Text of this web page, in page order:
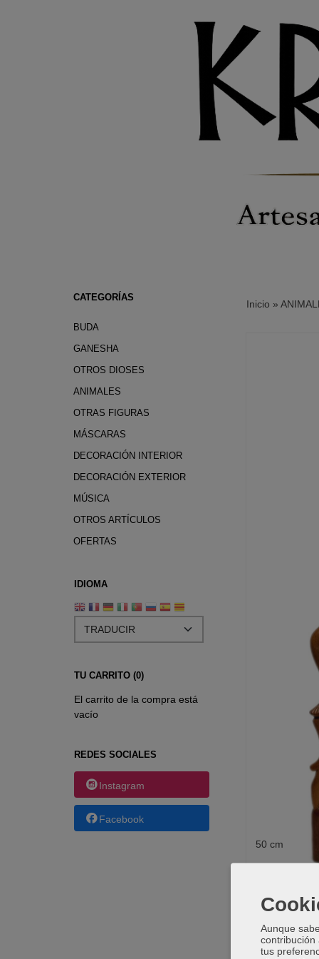
CATEGORÍAS
BUDA
GANESHA
OTROS DIOSES
ANIMALES
OTRAS FIGURAS
MÁSCARAS
DECORACIÓN INTERIOR
DECORACIÓN EXTERIOR
MÚSICA
OTROS ARTÍCULOS
OFERTAS
IDIOMA
TU CARRITO (0)
El carrito de la compra está
vacío
REDES SOCIALES
Instagram
Facebook
Inicio »
50 cm
Aunque
contribución
tus